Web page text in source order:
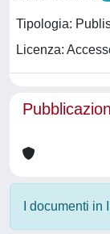
Tipologia:
Licenza:
I documenti